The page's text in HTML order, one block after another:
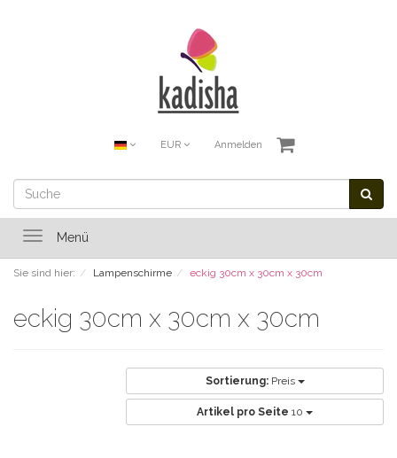
EUR Anmelden
ToggleMenü
Sie sind hier: Lampenschirme eckig 30cm x 30cm x 30cm
eckig 30cm x 30cm x 30cm
Sortierung: Preis
Artikel pro Seite 10